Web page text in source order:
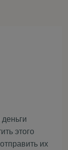
этого
их